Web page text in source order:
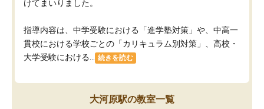
けてまいりました。
指導内容は、中学受験における「進学塾対策」や、中高一
貫校における学校ごとの「カリキュラム別対策」、高校・
大学受験における...
続きを読む
大河原駅の教室一覧